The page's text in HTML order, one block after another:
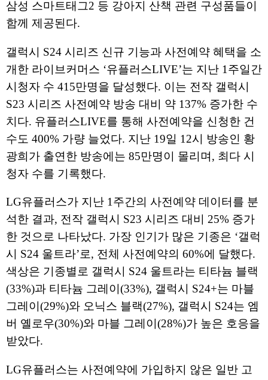
삼성 스마트태그2 등 강아지 산책 관련 구성품들이
함께 제공된다.
갤럭시 S24 시리즈 신규 기능과 사전예약 혜택을 소
개한 라이브커머스 ‘유플러스LIVE’는 지난 1주일간
시청자 수 415만명을 달성했다. 이는 전작 갤럭시
S23 시리즈 사전예약 방송 대비 약 137% 증가한 수
치다. 유플러스LIVE를 통해 사전예약을 신청한 건
수도 400% 가량 늘었다. 지난 19일 12시 방송인 황
광희가 출연한 방송에는 85만명이 몰리며, 최다 시
청자 수를 기록했다.
LG유플러스가 지난 1주간의 사전예약 데이터를 분
석한 결과, 전작 갤럭시 S23 시리즈 대비 25% 증가
한 것으로 나타났다. 가장 인기가 많은 기종은 ‘갤럭
시 S24 울트라’로, 전체 사전예약의 60%에 달했다.
색상은 기종별로 갤럭시 S24 울트라는 티타늄 블랙
(33%)과 티타늄 그레이(33%), 갤럭시 S24+는 마블
그레이(29%)와 오닉스 블랙(27%), 갤럭시 S24는 엠
버 옐로우(30%)와 마블 그레이(28%)가 높은 호응을
받았다.
LG유플러스는 사전예약에 가입하지 않은 일반 고